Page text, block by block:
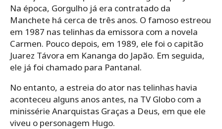
Na época, Gorgulho já era contratado da
Manchete há cerca de três anos. O famoso estreou
em 1987 nas telinhas da emissora com a novela
Carmen. Pouco depois, em 1989, ele foi o capitão
Juarez Távora em Kananga do Japão. Em seguida,
ele já foi chamado para Pantanal.
No entanto, a estreia do ator nas telinhas havia
aconteceu alguns anos antes, na TV Globo com a
minissérie Anarquistas Graças a Deus, em que ele
viveu o personagem Hugo.